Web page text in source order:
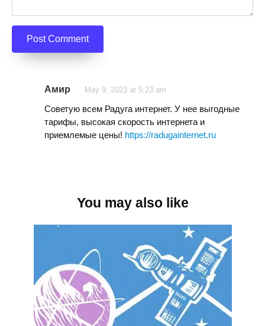
Амир May 9, 2023 at 5:23 am
Советую всем Радуга интернет. У нее выгодные
тарифы, высокая скорость интернета и
приемлемые цены! https://radugainternet.ru
You may also like